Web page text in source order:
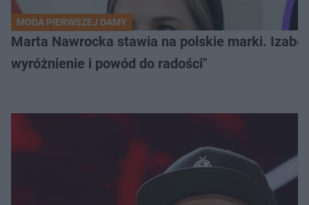
MODA PIERWSZEJ DAMY
Marta Nawrocka stawia na polskie marki.
wyróżnienie i powód do radości"